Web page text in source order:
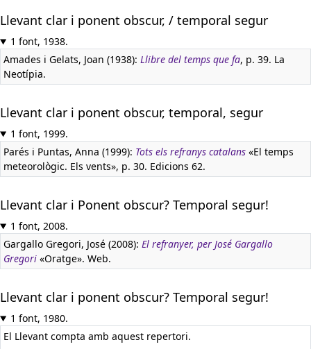
Llevant clar i ponent obscur, / temporal segur
1 font, 1938.
Amades i Gelats, Joan (1938): Llibre del temps que fa, p. 39. La
Neotípia.
Llevant clar i ponent obscur, temporal, segur
1 font, 1999.
Parés i Puntas, Anna (1999): Tots els refranys catalans «El temps
meteorològic. Els vents», p. 30. Edicions 62.
Llevant clar i Ponent obscur? Temporal segur!
1 font, 2008.
Gargallo Gregori, José (2008): El refranyer, per José Gargallo
Gregori «Oratge». Web.
Llevant clar i ponent obscur? Temporal segur!
1 font, 1980.
El Llevant compta amb aquest repertori.